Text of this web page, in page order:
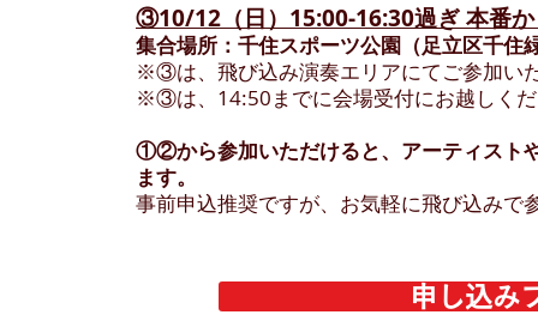
③10/12（日）15:00-16:30過ぎ 本番
集合場所：千住スポーツ公園（足立区千住
※③は、飛び込み演奏エリアにてご参加い
※③は、14:50までに会場受付にお越しく
①②から参加いただけると、アーティスト
ます。
事前申込推奨ですが、お気軽に飛び込みで
申し込み